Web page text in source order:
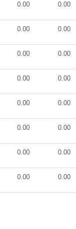
0.00 0.00
0.00 0.00
0.00 0.00
0.00 0.00
0.00 0.00
0.00 0.00
0.00 0.00
0.00 0.00